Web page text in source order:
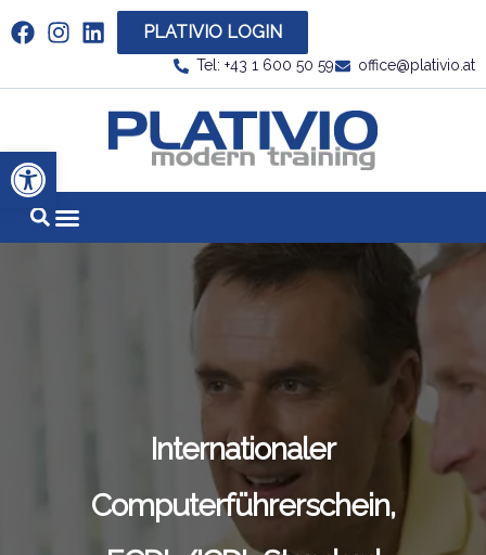
Werkzeugleiste öffnen
Link zu https://www.linkedin.com/company/
PLATIVIO LOGIN
Tel: +43 1 600 50 59 office@plativio.at
Link zu
Internationaler
Computerführerschein,